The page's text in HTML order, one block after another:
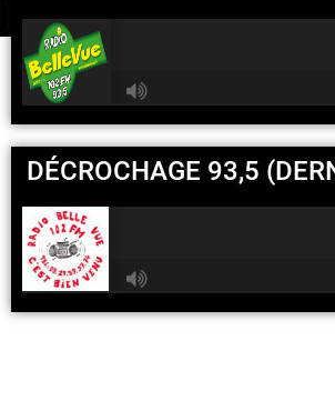
R
A
S
T
N
E
DÉCROCHAGE 93,5
R